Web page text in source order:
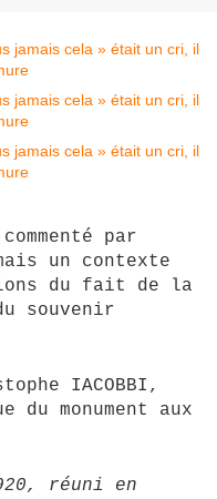
par
un contexte
du fait de la
souvenir
IACOBBI,
monument aux
réuni en